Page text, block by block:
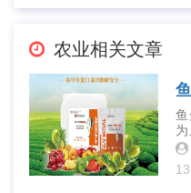
农业相关文章